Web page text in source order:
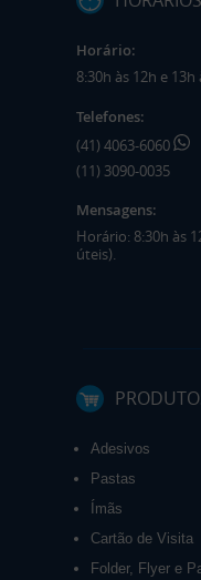
Horário:
8:30h às 12h e
Telefones:
(41) 4063-6060
(11) 3090-0035
Mensagens:
Horário: 8:30h às
úteis).
Adesivos
Pastas
Ímãs
Cartão de Visita
Folder, Flyer e